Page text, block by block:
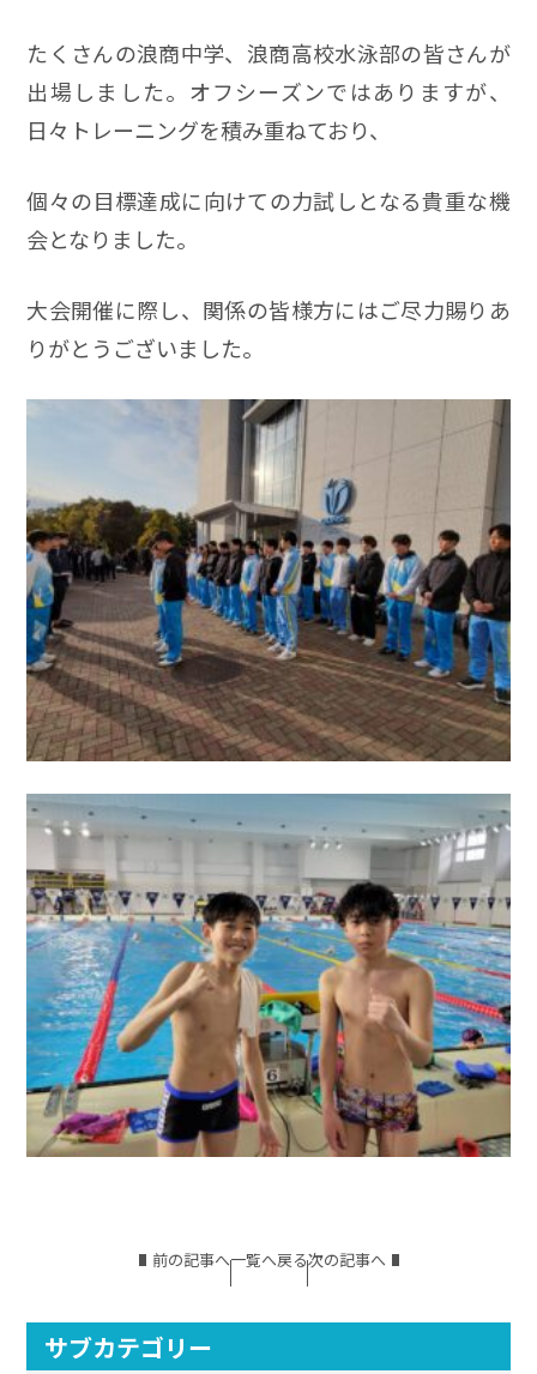
たくさんの浪商中学、浪商高校水泳部の皆さんが
出場しました。オフシーズンではありますが、
日々トレーニングを積み重ねており、
個々の目標達成に向けての力試しとなる貴重な機
会となりました。
大会開催に際し、関係の皆様方にはご尽力賜りあ
りがとうございました。
前の記事へ一覧へ戻る次の記事へ
サブカテゴリー